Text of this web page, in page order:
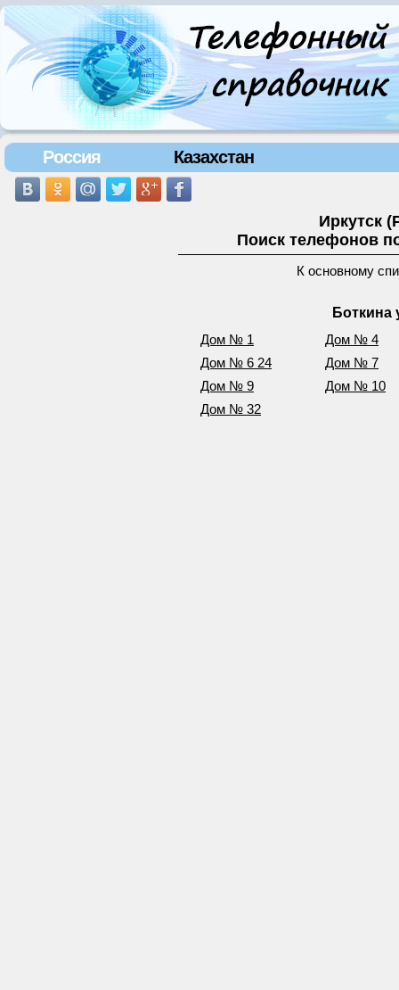
Россия Казахстан
Иркутск
Поиск телефонов
К основному
Боткина
Дом № 1
Дом № 4
Дом № 6 24
Дом № 7
Дом № 9
Дом № 10
Дом № 32